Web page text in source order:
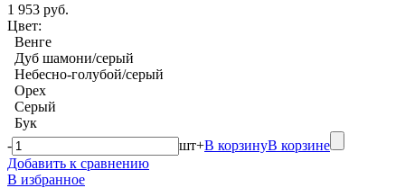
1 953 руб.
Цвет:
Венге
Дуб шамони/серый
Небесно-голубой/серый
Орех
Серый
Бук
-
шт+В корзинуВ корзине
Добавить к сравнению
В избранное